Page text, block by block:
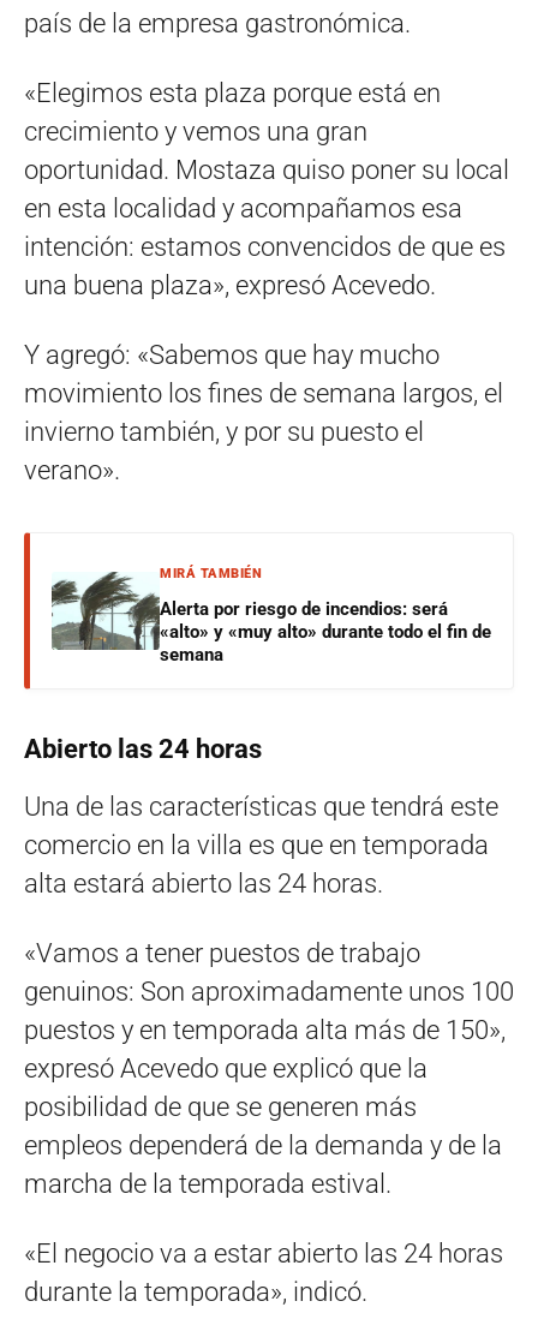
país de la empresa gastronómica.
«Elegimos esta plaza porque está en
crecimiento y vemos una gran
oportunidad. Mostaza quiso poner su local
en esta localidad y acompañamos esa
intención: estamos convencidos de que es
una buena plaza», expresó Acevedo.
Y agregó: «Sabemos que hay mucho
movimiento los fines de semana largos, el
invierno también, y por su puesto el
verano».
MIRÁ TAMBIÉN
Alerta por riesgo de incendios: será
«alto» y «muy alto» durante todo el fin de
semana
Abierto las 24 horas
Una de las características que tendrá este
comercio en la villa es que en temporada
alta estará abierto las 24 horas.
«Vamos a tener puestos de trabajo
genuinos: Son aproximadamente unos 100
puestos y en temporada alta más de 150»,
expresó Acevedo que explicó que la
posibilidad de que se generen más
empleos dependerá de la demanda y de la
marcha de la temporada estival.
«El negocio va a estar abierto las 24 horas
durante la temporada», indicó.